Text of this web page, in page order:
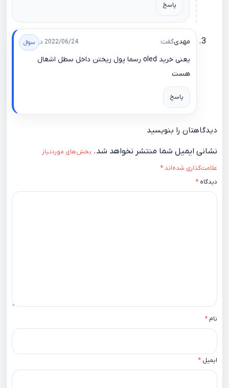
پاسخ
مهدیگفت: 2022/06/24 در 17:32
یعنی خرید oled رسما پول ریختن داخل سطل اشغال
هست
پاسخ
دیدگاهتان را بنویسید
نشانی ایمیل شما منتشر نخواهد شد. بخش‌های موردنیاز
علامت‌گذاری شده‌اند*
دیدگاه *
نام *
ایمیل *